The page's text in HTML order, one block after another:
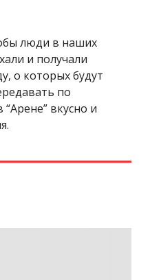
люди в наших
и получали
о которых будут
по
вкусно и